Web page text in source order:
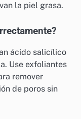
la piel grasa.
ácido salicílico
Use exfoliantes
remover
de poros sin